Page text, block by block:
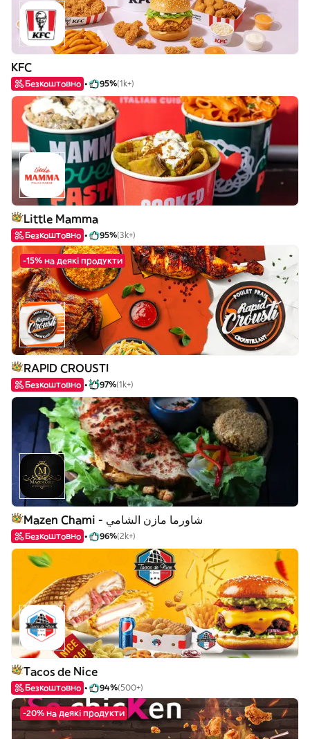
KFC
Безкоштовно 95%(1k+)
Little Mamma
Безкоштовно 95%(3k+)
-15% на деякі продукти
RAPID CROUSTI
Безкоштовно 97%(1k+)
Mazen Chami - شاورما مازن الشامي
Безкоштовно 96%(2k+)
Tacos de Nice
Безкоштовно 94%(500+)
-20% на деякі продукти